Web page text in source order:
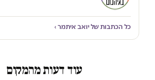
כל הכתבות של יואב איתמר ›
עוד דעות מהמקום